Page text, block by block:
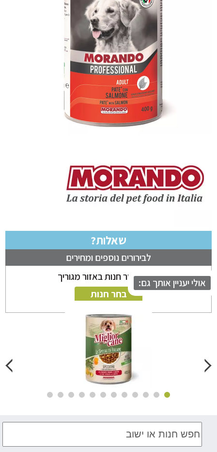
שאלות?
לבירורים נוספים ומחירים
ניתן לבחור חנות באזור מגוריך
בחר חנות
יעניין אותך גם: